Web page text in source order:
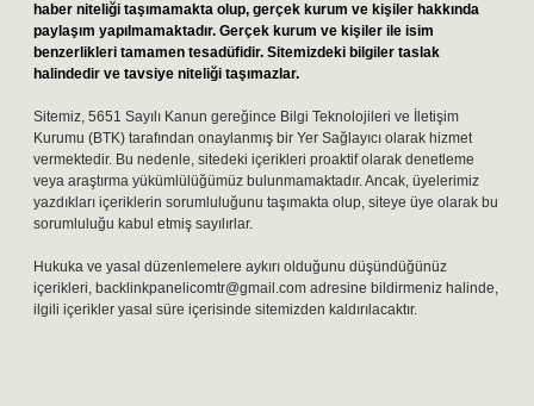
haber niteliği taşımamakta olup, gerçek kurum ve kişiler hakkında
paylaşım yapılmamaktadır. Gerçek kurum ve kişiler ile isim
benzerlikleri tamamen tesadüfidir. Sitemizdeki bilgiler taslak
halindedir ve tavsiye niteliği taşımazlar.
Sitemiz, 5651 Sayılı Kanun gereğince Bilgi Teknolojileri ve İletişim
Kurumu (BTK) tarafından onaylanmış bir Yer Sağlayıcı olarak hizmet
vermektedir. Bu nedenle, sitedeki içerikleri proaktif olarak denetleme
veya araştırma yükümlülüğümüz bulunmamaktadır. Ancak, üyelerimiz
yazdıkları içeriklerin sorumluluğunu taşımakta olup, siteye üye olarak bu
sorumluluğu kabul etmiş sayılırlar.
Hukuka ve yasal düzenlemelere aykırı olduğunu düşündüğünüz
içerikleri, backlinkpanelicomtr@gmail.com adresine bildirmeniz halinde,
ilgili içerikler yasal süre içerisinde sitemizden kaldırılacaktır.